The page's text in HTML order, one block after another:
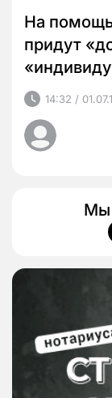
На
придут
14:32 /
Мы